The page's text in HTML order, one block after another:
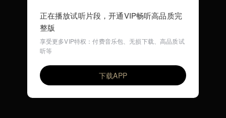
VIP 32HANG
正在播放试听片段，开通VIP畅听高品质完
整版
享受更多VIP特权：付费音乐包、无损下载、高品质试
听等
下载APP